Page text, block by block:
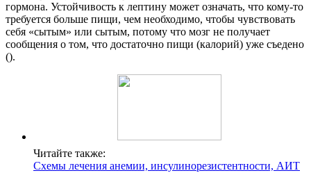
гормона. Устойчивость к лептину может означать, что кому-то
требуется больше пищи, чем необходимо, чтобы чувствовать
себя «сытым» или сытым, потому что мозг не получает
сообщения о том, что достаточно пищи (калорий) уже съедено
().
Читайте также:
Схемы лечения анемии, инсулинорезистентности, АИТ